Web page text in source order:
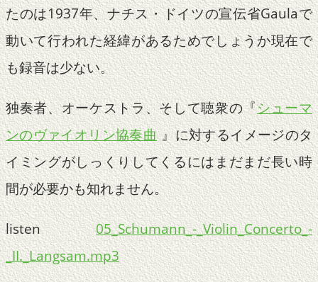
たのは1937年、ナチス・ドイツの宣伝省Gaulaで
動いて行われた経緯があるためでしょうか現在で
も録音は少ない。
独奏者、オーケストラ、そして聴衆の『シューマ
ンのヴァイオリン協奏曲』に対するイメージのタ
イミングがしっくりしてくるにはまだまだ長い時
間が必要かも知れません。
listen05_Schumann_-_Violin_Concerto_-
_II._Langsam.mp3